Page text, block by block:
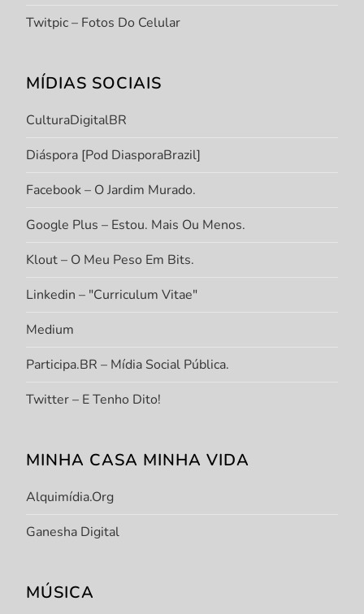
Twitpic – Fotos Do Celular
MÍDIAS SOCIAIS
CulturaDigitalBR
Diáspora [Pod DiasporaBrazil]
Facebook – O Jardim Murado.
Google Plus – Estou. Mais Ou Menos.
Klout – O Meu Peso Em Bits.
Linkedin – "Curriculum Vitae"
Medium
Participa.BR – Mídia Social Pública.
Twitter – E Tenho Dito!
MINHA CASA MINHA VIDA
Alquimídia.org
Ganesha Digital
MÚSICA